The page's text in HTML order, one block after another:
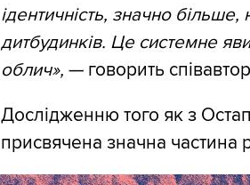
ідентичність, значно
дитбудинків. Це системне
облич», — говорить
Дослідженню того як з
присвячена значна частина